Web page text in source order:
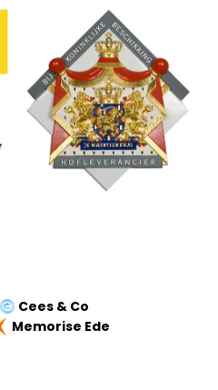
Cees & Co
Memorise Ede